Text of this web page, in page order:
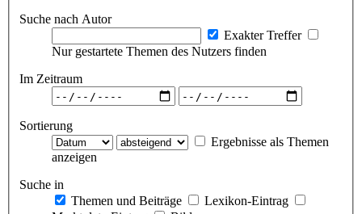
Suche nach Autor
Exakter Treffer
Nur gestartete Themen des Nutzers finden
Im Zeitraum
Sortierung
Ergebnisse als Themen
anzeigen
Suche in
Themen und Beiträge
Lexikon-Eintrag